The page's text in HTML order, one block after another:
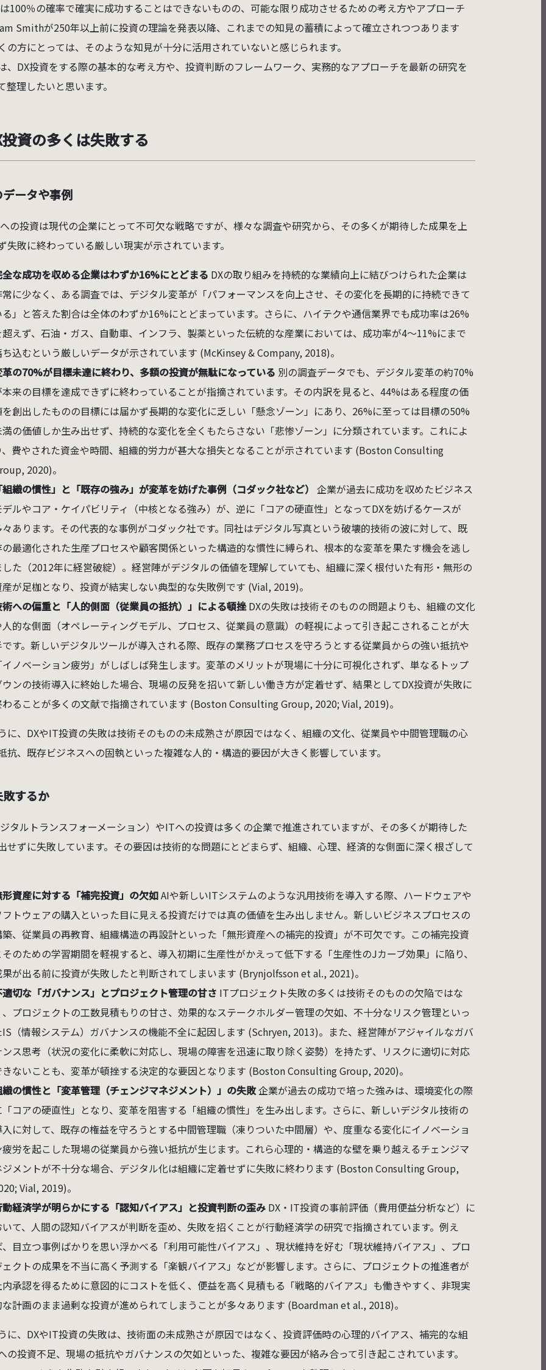
100％の確率で確実に成功することはできないものの、可能な限り成功させるための考え方やアプローチ
Smithが250年以上前に投資の理論を発表以降、これまでの知見の蓄積によって確立されつつあります
の方にとっては、そのような知見が十分に活用されていないと感じられます。
、DX投資をする際の基本的な考え方や、投資判断のフレームワーク、実務的なアプローチを最新の研究を
整理したいと思います。
資の多くは失敗する
ータや事例
の投資は現代の企業にとって不可欠な戦略ですが、様々な調査や研究から、その多くが期待した成果を上
失敗に終わっている厳しい現実が示されています。
な成功を収める企業はわずか16%にとどまる DXの取り組みを持続的な業績向上に結びつけられた企業は
に少なく、ある調査では、デジタル変革が「パフォーマンスを向上させ、その変化を長期的に持続できて
」と答えた割合は全体のわずか16%にとどまっています。さらに、ハイテクや通信業界でも成功率は26%
えず、石油・ガス、自動車、インフラ、製薬といった伝統的な産業においては、成功率が4〜11%にまで
込むという厳しいデータが示されています (McKinsey & Company, 2018)。
の70%が目標未達に終わり、多額の投資が無駄になっている 別の調査データでも、デジタル変革の約70%
来の目標を達成できずに終わっていることが指摘されています。その内訳を見ると、44%はある程度の価
創出したものの目標には届かず長期的な変化に乏しい「懸念ゾーン」にあり、26%に至っては目標の50%
の価値しか生み出せず、持続的な変化を全くもたらさない「悲惨ゾーン」に分類されています。これによ
費やされた資金や時間、組織的労力が甚大な損失となることが示されています (Boston Consulting
2020)。
織の慣性」と「既存の強み」が変革を妨げた事例（コダック社など） 企業が過去に成功を収めたビジネス
ルやコア・ケイパビリティ（中核となる強み）が、逆に「コアの硬直性」となってDXを妨げるケースが
あります。その代表的な事例がコダック社です。同社はデジタル写真という破壊的技術の波に対して、既
最適化された生産プロセスや顧客関係といった構造的な慣性に縛られ、根本的な変革を果たす機会を逃し
た（2012年に経営破綻）。経営陣がデジタルの価値を理解していても、組織に深く根付いた有形・無形の
が足枷となり、投資が結実しない典型的な失敗例です (Vial, 2019)。
への偏重と「人的側面（従業員の抵抗）」による頓挫DXの失敗は技術そのものの問題よりも、組織の文化
的な側面（オペレーティングモデル、プロセス、従業員の意識）の軽視によって引き起こされることが大
す。新しいデジタルツールが導入される際、既存の業務プロセスを守ろうとする従業員からの強い抵抗や
ノベーション疲労」がしばしば発生します。変革のメリットが現場に十分に可視化されず、単なるトップ
ンの技術導入に終始した場合、現場の反発を招いて新しい働き方が定着せず、結果としてDX投資が失敗に
ることが多くの文献で指摘されています (Boston Consulting Group, 2020; Vial, 2019)。
に、DXやIT投資の失敗は技術そのものの未成熟さが原因ではなく、組織の文化、従業員や中間管理職の心
抗、既存ビジネスへの固執といった複雑な人的・構造的要因が大きく影響しています。
するか
タルトランスフォーメーション）やITへの投資は多くの企業で推進されていますが、その多くが期待した
せずに失敗しています。その要因は技術的な問題にとどまらず、組織、心理、経済的な側面に深く根ざして
資産に対する「補完投資」の欠如AIや新しいITシステムのような汎用技術を導入する際、ハードウェアや
トウェアの購入といった目に見える投資だけでは真の価値を生み出しません。新しいビジネスプロセスの
、従業員の再教育、組織構造の再設計といった「無形資産への補完的投資」が不可欠です。この補完投資
のための学習期間を軽視すると、導入初期に生産性がかえって低下する「生産性のJカーブ効果」に陥り、
が出る前に投資が失敗したと判断されてしまいます (Brynjolfsson et al., 2021)。
切な「ガバナンス」とプロジェクト管理の甘さ ITプロジェクト失敗の多くは技術そのものの欠陥ではな
プロジェクトの工数見積もりの甘さ、効果的なステークホルダー管理の欠如、不十分なリスク管理といっ
（情報システム）ガバナンスの機能不全に起因します (Schryen, 2013)。また、経営陣がアジャイルなガバ
ス思考（状況の変化に柔軟に対応し、現場の障害を迅速に取り除く姿勢）を持たず、リスクに適切に対応
ないことも、変革が頓挫する決定的な要因となります (Boston Consulting Group, 2020)。
の慣性と「変革管理（チェンジマネジメント）」の失敗企業が過去の成功で培った強みは、環境変化の際
コアの硬直性」となり、変革を阻害する「組織の慣性」を生み出します。さらに、新しいデジタル技術の
に対して、既存の権益を守ろうとする中間管理職（凍りついた中間層）や、度重なる変化にイノベーショ
労を起こした現場の従業員から強い抵抗が生じます。これら心理的・構造的な壁を乗り越えるチェンジマ
メントが不十分な場合、デジタル化は組織に定着せずに失敗に終わります (Boston Consulting Group,
Vial, 2019)。
経済学が明らかにする「認知バイアス」と投資判断の歪みDX・IT投資の事前評価（費用便益分析など）に
て、人間の認知バイアスが判断を歪め、失敗を招くことが行動経済学の研究で指摘されています。例え
目立つ事例ばかりを思い浮かべる「利用可能性バイアス」、現状維持を好む「現状維持バイアス」、プロ
クトの成果を不当に高く予測する「楽観バイアス」などが影響します。さらに、プロジェクトの推進者が
承認を得るために意図的にコストを低く、便益を高く見積もる「戦略的バイアス」も働きやすく、非現実
計画のまま過剰な投資が進められてしまうことが多々あります (Boardman et al., 2018)。
に、DXやIT投資の失敗は、技術面の未成熟さが原因ではなく、投資評価時の心理的バイアス、補完的な組
の投資不足、現場の抵抗やガバナンスの欠如といった、複雑な要因が絡み合って引き起こされています。